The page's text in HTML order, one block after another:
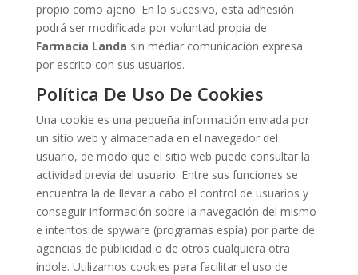
propio como ajeno. En lo sucesivo, esta adhesión
podrá ser modificada por voluntad propia de
Farmacia Landa sin mediar comunicación expresa
por escrito con sus usuarios.
Política De Uso De Cookies
Una cookie es una pequeña información enviada por
un sitio web y almacenada en el navegador del
usuario, de modo que el sitio web puede consultar la
actividad previa del usuario. Entre sus funciones se
encuentra la de llevar a cabo el control de usuarios y
conseguir información sobre la navegación del mismo
e intentos de spyware (programas espía) por parte de
agencias de publicidad o de otros cualquiera otra
índole. Utilizamos cookies para facilitar el uso de